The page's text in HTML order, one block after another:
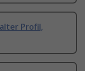
Profil,